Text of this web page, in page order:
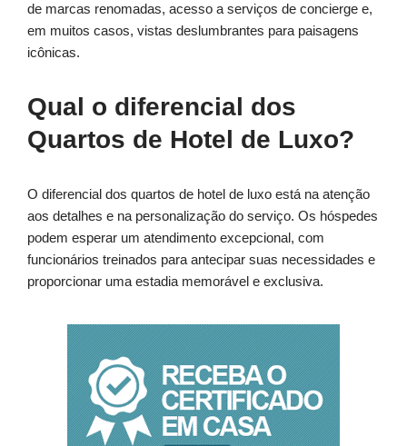
de marcas renomadas, acesso a serviços de concierge e,
em muitos casos, vistas deslumbrantes para paisagens
icônicas.
Qual o diferencial dos
Quartos de Hotel de Luxo?
O diferencial dos quartos de hotel de luxo está na atenção
aos detalhes e na personalização do serviço. Os hóspedes
podem esperar um atendimento excepcional, com
funcionários treinados para antecipar suas necessidades e
proporcionar uma estadia memorável e exclusiva.